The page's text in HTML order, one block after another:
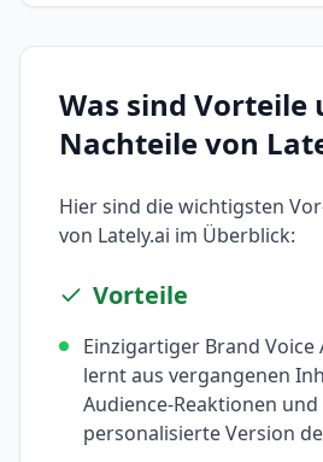
Was sind Vorteile
Nachteile von
Hier sind die wichtigsten
von Lately.ai im Überblick:
Vorteile
Einzigartiger Brand Voice
lernt aus vergangenen
Audience-Reaktionen
personalisierte Version